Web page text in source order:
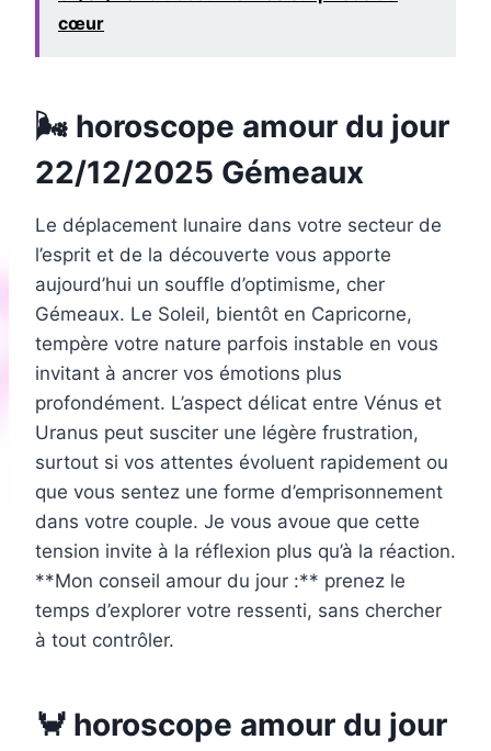
cœur
🌬 horoscope amour du jour
22/12/2025 Gémeaux
Le déplacement lunaire dans votre secteur de
l’esprit et de la découverte vous apporte
aujourd’hui un souffle d’optimisme, cher
Gémeaux. Le Soleil, bientôt en Capricorne,
tempère votre nature parfois instable en vous
invitant à ancrer vos émotions plus
profondément. L’aspect délicat entre Vénus et
Uranus peut susciter une légère frustration,
surtout si vos attentes évoluent rapidement ou
que vous sentez une forme d’emprisonnement
dans votre couple. Je vous avoue que cette
tension invite à la réflexion plus qu’à la réaction.
**Mon conseil amour du jour :** prenez le
temps d’explorer votre ressenti, sans chercher
à tout contrôler.
🦀 horoscope amour du jour